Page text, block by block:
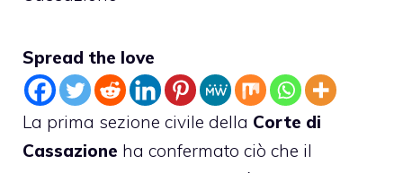
Spread the love
La prima sezione civile della Corte di
Cassazione ha confermato ciò che il